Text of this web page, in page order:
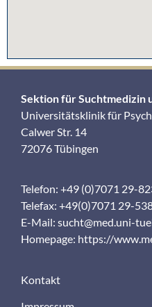
Sektion für Suchtmedizin
Universitätsklinik für
Calwer Str. 14
72076 Tübingen
Telefon: +49 (0)7071 29-
Telefax: +49(0)7071 29-
E-Mail: sucht@med.uni-
Homepage: https://
Kontakt